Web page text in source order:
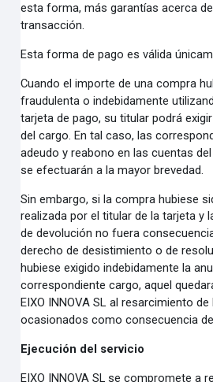
esta forma,más garantías acerca
transacción.
Esta forma de pago es válida
Cuando el importe de una compra
fraudulenta o indebidamente
tarjeta de pago, su titular podrá
del cargo. En tal caso, las
adeudo y reabono en las cuentas
seefectuarán a la mayor brevedad.
Sin embargo, si la compra hubiese
realizada por el titular de la tarjeta y
dedevolución no fuera
derecho de desistimiento o de
hubiese exigido indebidamente la
correspondiente cargo, aquel
EIXO INNOVA SL al resarcimiento
ocasionados como consecuencia
Ejecución del servicio
EIXO INNOVA SL se compromete a